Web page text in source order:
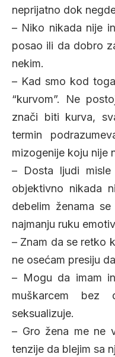
neprijatno dok
– Niko nikada nije
posao ili da dobro
nekim.
– Kad smo kod
“kurvom”. Ne
znači biti kurva,
termin
mizogenije koju nije
– Dosta ljudi
objektivno nikada
debelim ženama
najmanju ruku
– Znam da se retko
ne osećam presiju
– Mogu da imam
muškarcem bez
seksualizuje.
– Gro žena me ne
tenzije da blejim sa